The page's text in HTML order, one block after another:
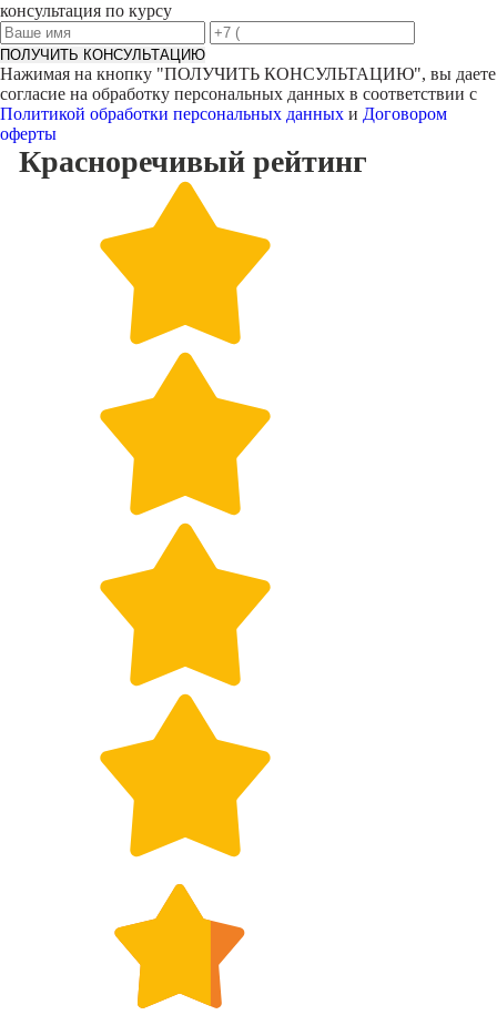
консультация по курсу
ПОЛУЧИТЬ КОНСУЛЬТАЦИЮ
Нажимая на кнопку "ПОЛУЧИТЬ КОНСУЛЬТАЦИЮ", вы даете
согласие на обработку персональных данных в соответствии с
Политикой обработки персональных данных и Договором
оферты
Красноречивый рейтинг